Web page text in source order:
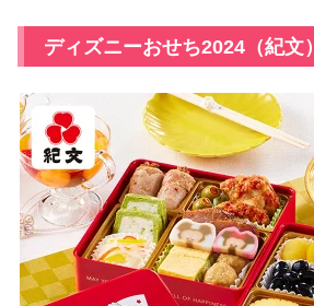
ディズニーおせち2024（紀文）